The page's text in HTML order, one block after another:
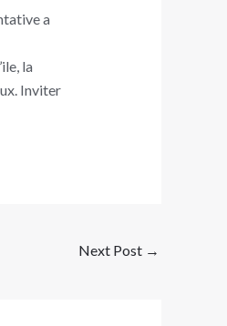
a
la
Inviter
Next Post →